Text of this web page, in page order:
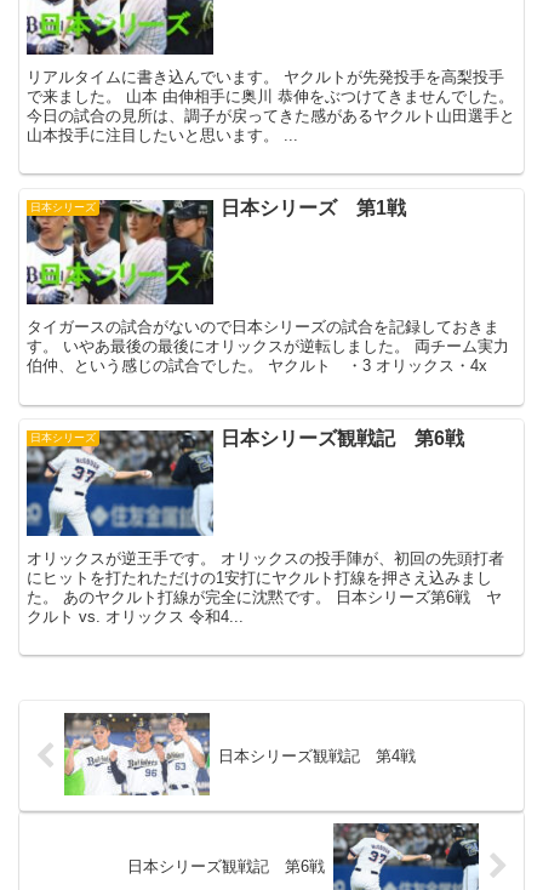
リアルタイムに書き込んでいます。 ヤクルトが先発投手を高梨投手
で来ました。 山本 由伸相手に奥川 恭伸をぶつけてきませんでした。
今日の試合の見所は、調子が戻ってきた感があるヤクルト山田選手と
山本投手に注目したいと思います。 ...
日本シリーズ 日本シリーズ 第1戦
タイガースの試合がないので日本シリーズの試合を記録しておきま
す。 いやあ最後の最後にオリックスが逆転しました。 両チーム実力
伯仲、という感じの試合でした。 ヤクルト ・3 オリックス・4x
日本シリーズ 日本シリーズ観戦記 第6戦
オリックスが逆王手です。 オリックスの投手陣が、初回の先頭打者
にヒットを打たれただけの1安打にヤクルト打線を押さえ込みまし
た。 あのヤクルト打線が完全に沈黙です。 日本シリーズ第6戦 ヤ
クルト vs. オリックス 令和4...
日本シリーズ観戦記 第4戦
日本シリーズ観戦記 第6戦